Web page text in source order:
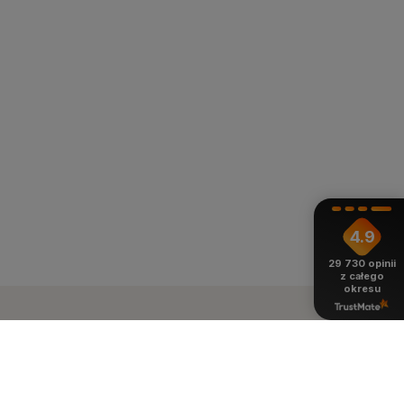
4.9
29 730 opinii
z całego
okresu